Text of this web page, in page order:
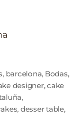
, barcelona, Bodas,
designer,cake
,
, desser table,